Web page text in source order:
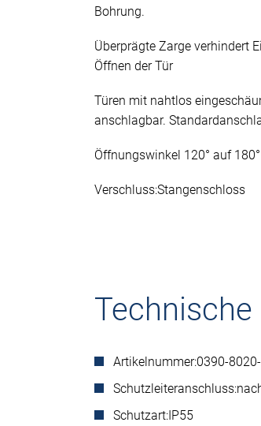
Bohrung.
Überprägte Zarge verhindert
Öffnen der Tür
Türen mit nahtlos
anschlagbar.
Öffnungswinkel 120° auf
Verschluss:Stangenschloss
Technische
Artikelnummer:0390-
Schutzleiteranschluss:
Schutzart:IP55